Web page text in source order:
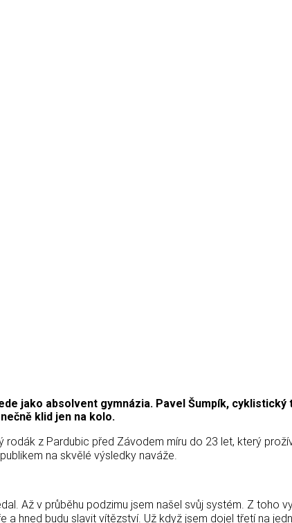
jako absolvent gymnázia. Pavel Šumpík,
klid jen na kolo.
z Pardubic před Závodem míru do 23 let, který
na skvělé výsledky naváže.
Až v průběhu podzimu jsem našel svůj systém. Z toho
hned budu slavit vítězství. Už když jsem dojel třetí na